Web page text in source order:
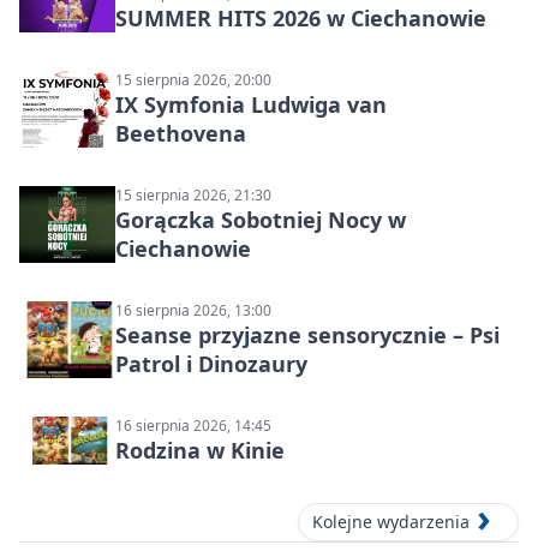
SUMMER HITS 2026 w Ciechanowie
15 sierpnia 2026, 20:00
IX Symfonia Ludwiga van
Beethovena
15 sierpnia 2026, 21:30
Gorączka Sobotniej Nocy w
Ciechanowie
16 sierpnia 2026, 13:00
Seanse przyjazne sensorycznie – Psi
Patrol i Dinozaury
16 sierpnia 2026, 14:45
Rodzina w Kinie
Kolejne wydarzenia